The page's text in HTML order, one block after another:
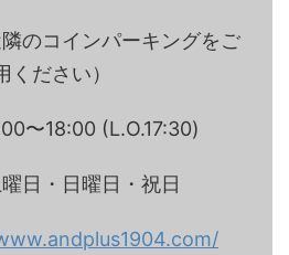
のコインパーキングをご
ください）
〜18:00 (L.O.17:30)
日・日曜日・祝日